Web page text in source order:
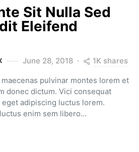
Sit Nulla Sed
Eleifend
June 28, 2018 1K shares
pulvinar montes lorem et
donec dictum. Vici consequat
adipiscing luctus lorem.
enim sem libero…